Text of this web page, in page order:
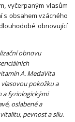
vyčerpaným vlasům
s obsahem vzácného
obnovující
obnovu
A. MedaVita
pokožku a
a fyziologickými
oslabené a
pevnost a sílu.